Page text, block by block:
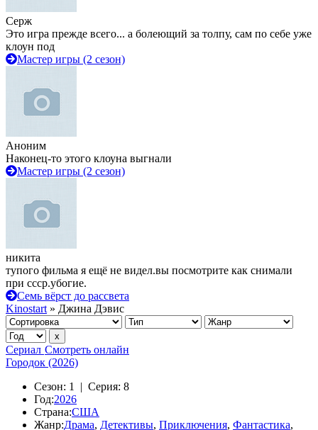
Серж
Это игра прежде всего... а болеющий за толпу, сам по себе уже
клоун под
Мастер игры (2 сезон)
Аноним
Наконец-то этого клоуна выгнали
Мастер игры (2 сезон)
никита
тупого фильма я ещё не видел.вы посмотрите как снимали
при ссср.убогие.
Семь вёрст до рассвета
Kinostart » Джина Дэвис
Сериал Смотреть онлайн
Городок (2026)
Сезон: 1 | Серия: 8
Год:2026
Страна:США
Жанр:Драма, Детективы, Приключения, Фантастика,